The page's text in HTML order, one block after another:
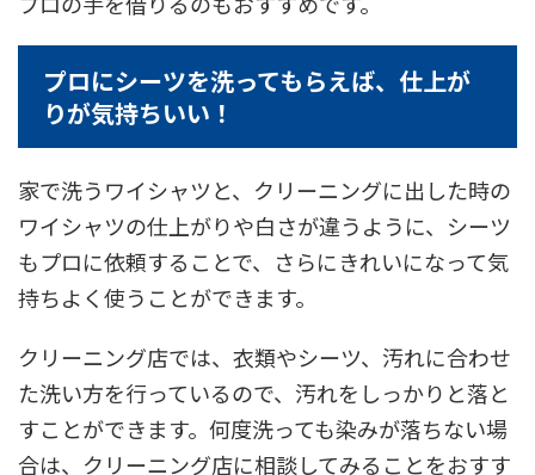
プロにシーツを洗ってもらえば、仕上が
りが気持ちいい！
家で洗うワイシャツと、クリーニングに出した時の
ワイシャツの仕上がりや白さが違うように、シーツ
もプロに依頼することで、さらにきれいになって気
持ちよく使うことができます。
クリーニング店では、衣類やシーツ、汚れに合わせ
た洗い方を行っているので、汚れをしっかりと落と
すことができます。何度洗っても染みが落ちない場
合は、クリーニング店に相談してみることをおすす